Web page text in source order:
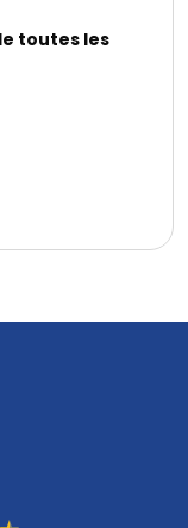
toutes les